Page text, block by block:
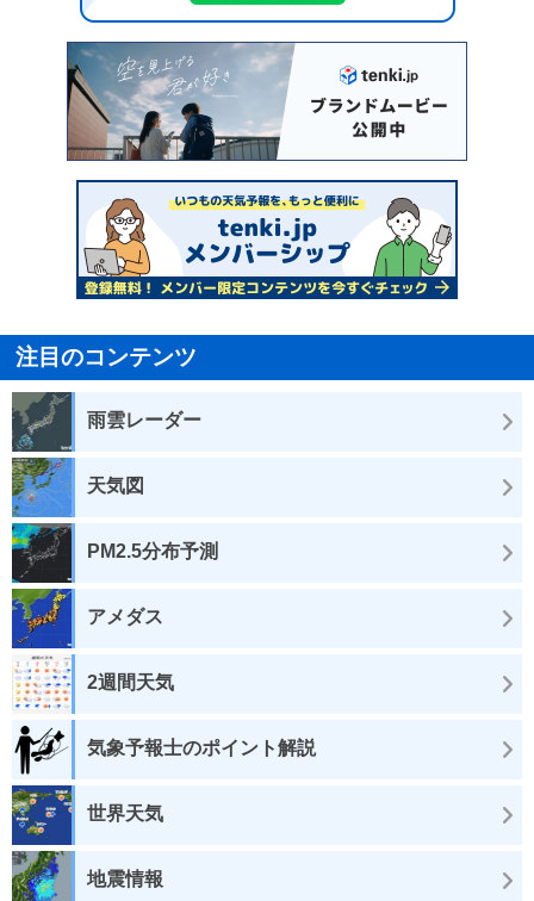
注目のコンテンツ
雨雲レーダー
天気図
PM2.5分布予測
アメダス
2週間天気
気象予報士のポイント解説
世界天気
地震情報